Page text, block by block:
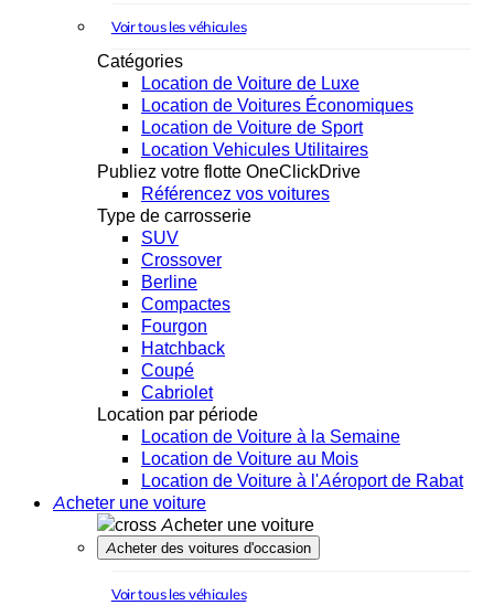
Voir tous les véhicules
Catégories
Location de Voiture de Luxe
Location de Voitures Économiques
Location de Voiture de Sport
Location Vehicules Utilitaires
Publiez votre flotte OneClickDrive
Référencez vos voitures
Type de carrosserie
SUV
Crossover
Berline
Compactes
Fourgon
Hatchback
Coupé
Cabriolet
Location par période
Location de Voiture à la Semaine
Location de Voiture au Mois
Location de Voiture à l'Aéroport de Rabat
Acheter une voiture
Acheter une voiture
Acheter des voitures d'occasion
Voir tous les véhicules